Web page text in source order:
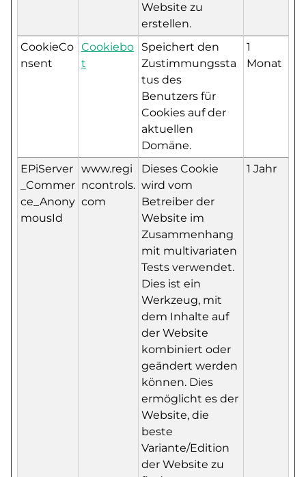
Website zu
erstellen.
CookieCo
nsent
Cookiebo
t
Speichert den
Zustimmungssta
tus des
Benutzers für
Cookies auf der
aktuellen
Domäne.
1
Monat
EPiServer
_Commer
ce_Anony
mousId
www.regi
ncontrols.
com
Dieses Cookie
wird vom
Betreiber der
Website im
Zusammenhang
mit multivariaten
Tests verwendet.
Dies ist ein
Werkzeug, mit
dem Inhalte auf
der Website
kombiniert oder
geändert werden
können. Dies
ermöglicht es der
Website, die
beste
Variante/Edition
der Website zu
1 Jahr